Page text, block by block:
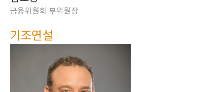
금융위원회 부위원장
기조연설